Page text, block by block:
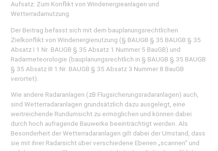
Aufsatz: Zum Konflikt von Windenergieanlagen und
Wetterradarnutzung
Der Beitrag befasst sich mit dem bauplanungsrechtlichen
Zielkonflikt von Windenergienutzung (§ BAUGB § 35 BAUGB § 35
Absatz I 1 Nr. BAUGB § 35 Absatz 1 Nummer 5 BauGB) und
Radarmeteorologie (bauplanungsrechtlich in § BAUGB § 35 BAUGB
§ 35 Absatz III 1 Nr. BAUGB § 35 Absatz 3 Nummer 8 BauGB
verortet).
Wie andere Radaranlagen (zB Flugsicherungsradaranlagen) auch,
sind Wetterradaranlagen grundsätzlich dazu ausgelegt, eine
weitreichende Rundumsicht zu ermöglichen und können dabei
durch hoch aufragende Bauwerke beeinträchtigt werden. Als
Besonderheit der Wetterradaranlagen gilt dabei der Umstand, dass
sie mit ihrer Radarsicht über verschiedene Ebenen „scannen“ und